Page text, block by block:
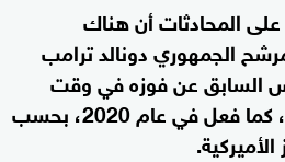
المحادثات أن هناك
الجمهوري دونالد ترامب
السابق عن فوزه في وقت
مبكر من ليلة الانتخابات، كما فعل في عام 2020، بحسب